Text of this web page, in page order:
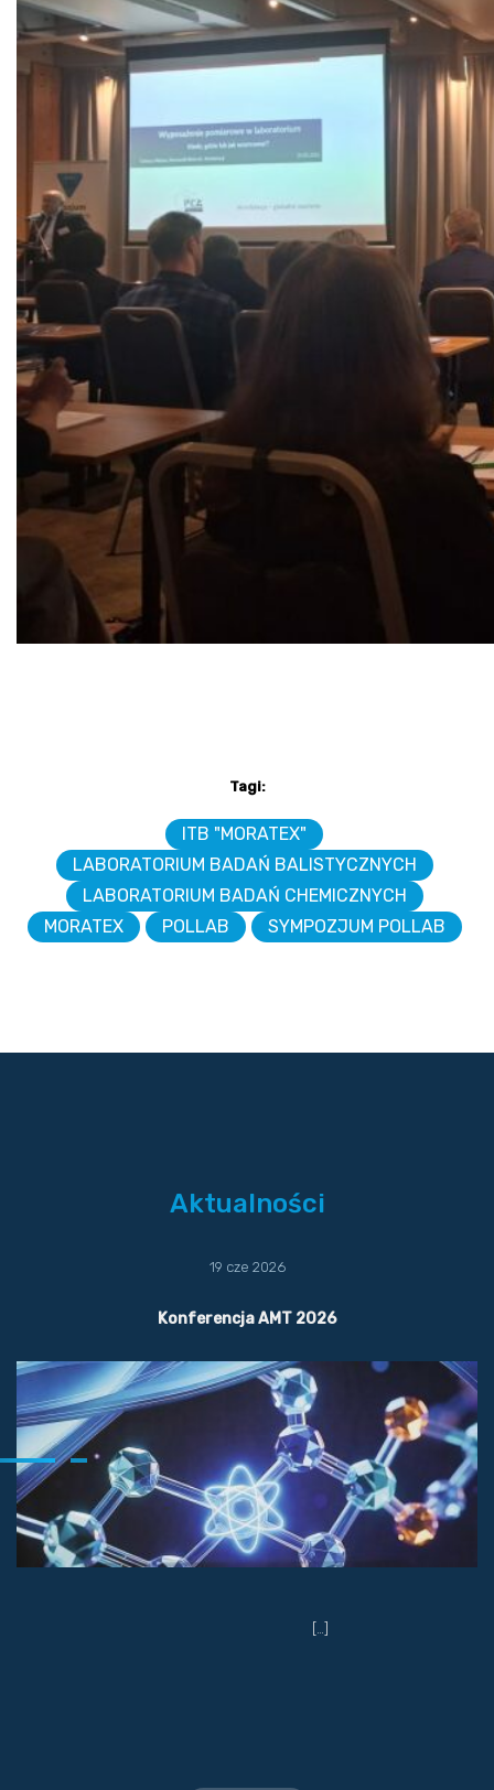
Tagi:
ITB "MORATEX"
LABORATORIUM BADAŃ BALISTYCZNYCH
LABORATORIUM BADAŃ CHEMICZNYCH
MORATEX
POLLAB SYMPOZJUM POLLAB
Aktualności
19 cze 2026
Konferencja AMT 2026
[…]